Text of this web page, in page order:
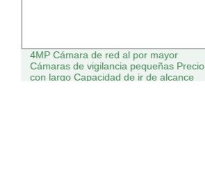
4MP Cámara de red al por mayor
Cámaras de vigilancia pequeñas Precio
con largo Capacidad de ir de alcance